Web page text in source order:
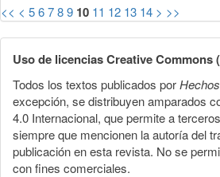
<< < 56789 10 11 12 13 14 > >>
Uso de licencias Creative Commons
Todos los textos publicados por
excepción, se distribuyen amparados
4.0 Internacional, que permite a
siempre que mencionen la autoría del
publicación en esta revista. No se
con fines comerciales.